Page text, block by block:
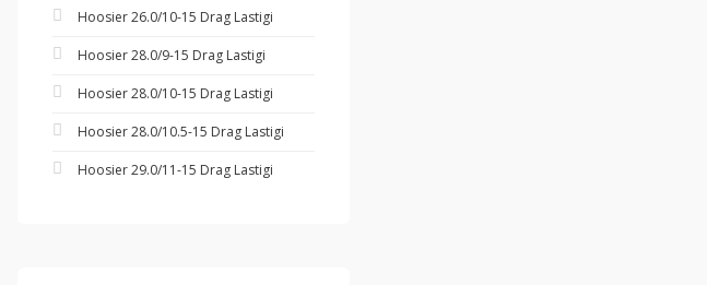
Hoosier 26.0/10-15 Drag Lastigi
Hoosier 28.0/9-15 Drag Lastigi
Hoosier 28.0/10-15 Drag Lastigi
Hoosier 28.0/10.5-15 Drag Lastigi
Hoosier 29.0/11-15 Drag Lastigi